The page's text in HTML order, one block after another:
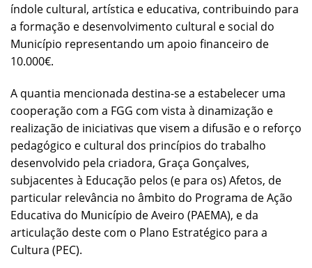
índole cultural, artística e educativa, contribuindo para
a formação e desenvolvimento cultural e social do
Município representando um apoio financeiro de
10.000€.
A quantia mencionada destina-se a estabelecer uma
cooperação com a FGG com vista à dinamização e
realização de iniciativas que visem a difusão e o reforço
pedagógico e cultural dos princípios do trabalho
desenvolvido pela criadora, Graça Gonçalves,
subjacentes à Educação pelos (e para os) Afetos, de
particular relevância no âmbito do Programa de Ação
Educativa do Município de Aveiro (PAEMA), e da
articulação deste com o Plano Estratégico para a
Cultura (PEC).